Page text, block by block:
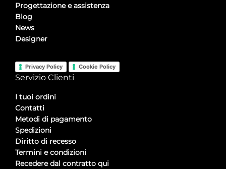
Progettazione e assistenza
Blog
News
Designer
Privacy Policy Cookie Policy
Servizio Clienti
I tuoi ordini
Contatti
Metodi di pagamento
Spedizioni
Diritto di recesso
Termini e condizioni
Recedere dal contratto qui